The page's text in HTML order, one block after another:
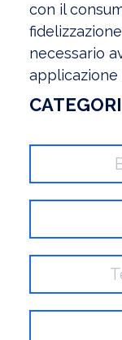
con il
necessario
applicazione